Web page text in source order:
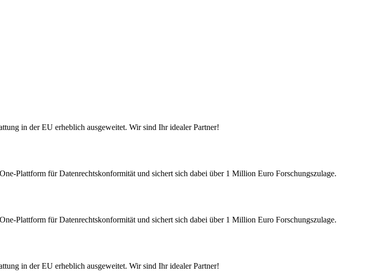
in der EU erheblich ausgeweitet. Wir sind Ihr idealer Partner!
Plattform für Datenrechtskonformität und sichert sich dabei über 1 Million Euro Forschungszulage.
Plattform für Datenrechtskonformität und sichert sich dabei über 1 Million Euro Forschungszulage.
in der EU erheblich ausgeweitet. Wir sind Ihr idealer Partner!